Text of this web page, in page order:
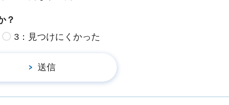
？
3：見つけにくかった